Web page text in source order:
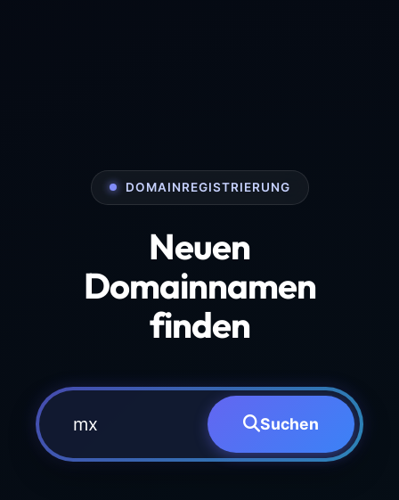
DOMAINREGISTRIERUNG
Neuen
Domainnamen
finden
Suchen